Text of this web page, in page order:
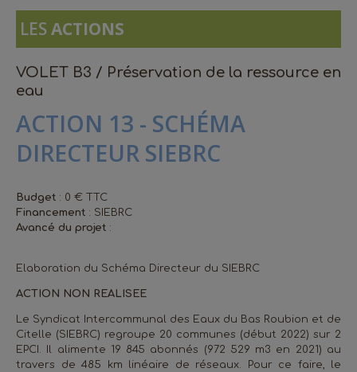
LESACTIONS
VOLET B3 / Préservation de la ressource en
eau
ACTION 13 - SCHÉMA
DIRECTEUR SIEBRC
Budget : 0 € TTC
Financement : SIEBRC
Avancé du projet :
Elaboration du Schéma Directeur du SIEBRC
ACTION NON REALISEE
Le Syndicat Intercommunal des Eaux du Bas Roubion et de
Citelle (SIEBRC) regroupe 20 communes (début 2022) sur 2
EPCI. Il alimente 19 845 abonnés (972 529 m3 en 2021) au
travers de 485 km linéaire de réseaux. Pour ce faire, le